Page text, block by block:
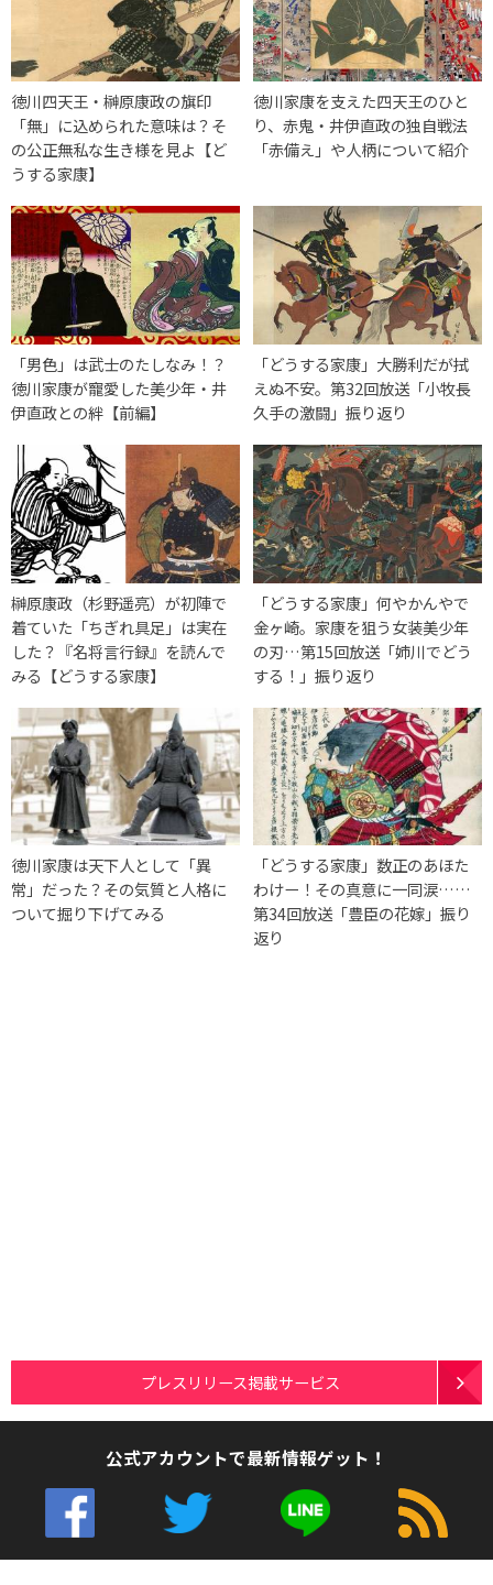
徳川四天王・榊原康政の旗印
「無」に込められた意味は？そ
の公正無私な生き様を見よ【ど
うする家康】
徳川家康を支えた四天王のひと
り、赤鬼・井伊直政の独自戦法
「赤備え」や人柄について紹介
「男色」は武士のたしなみ！？
徳川家康が寵愛した美少年・井
伊直政との絆【前編】
「どうする家康」大勝利だが拭
えぬ不安。第32回放送「小牧長
久手の激闘」振り返り
榊原康政（杉野遥亮）が初陣で
着ていた「ちぎれ具足」は実在
した？『名将言行録』を読んで
みる【どうする家康】
「どうする家康」何やかんやで
金ヶ崎。家康を狙う女装美少年
の刃…第15回放送「姉川でどう
する！」振り返り
徳川家康は天下人として「異
常」だった？その気質と人格に
ついて掘り下げてみる
「どうする家康」数正のあほた
わけー！その真意に一同涙……
第34回放送「豊臣の花嫁」振り
返り
プレスリリース掲載サービス
公式アカウントで最新情報ゲット！